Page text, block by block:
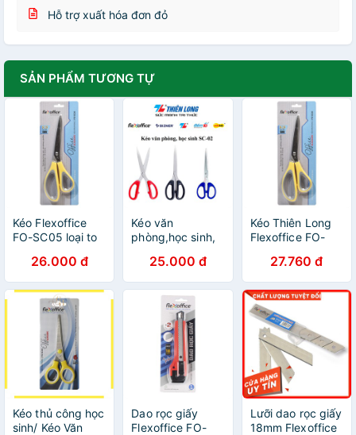
Hỗ trợ xuất hóa đơn đỏ
SẢN PHẨM TƯƠNG TỰ
Kéo Flexoffice
FO-SC05 loại to
26.000 đ
Kéo văn
phòng,học sinh,
SC02, tùy chọn
màu
25.000 đ
Kéo Thiên Long
Flexoffice FO-
27.760 đ
Kéo thủ công học
sinh/ Kéo Văn
Dao rọc giấy
Flexoffice FO-
Lưỡi dao rọc giấy
18mm Flexoffice